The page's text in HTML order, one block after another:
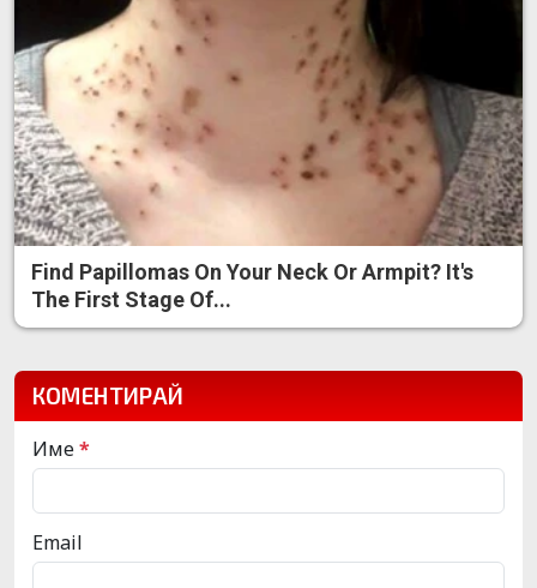
Find Papillomas On Your Neck Or Armpit? It's
The First Stage Of...
КОМЕНТИРАЙ
Име*
Email